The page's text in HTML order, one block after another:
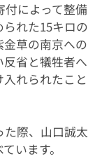
付によって整備
れた15キロの
草の南京への
省と犠牲者へ
れられたこと
た際、山口誠太
います。